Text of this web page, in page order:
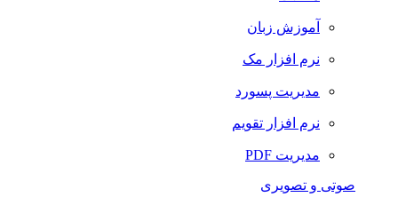
آموزش زبان
نرم افزار مک
مدیریت پسورد
نرم افزار تقویم
مدیریت PDF
صوتی و تصویری